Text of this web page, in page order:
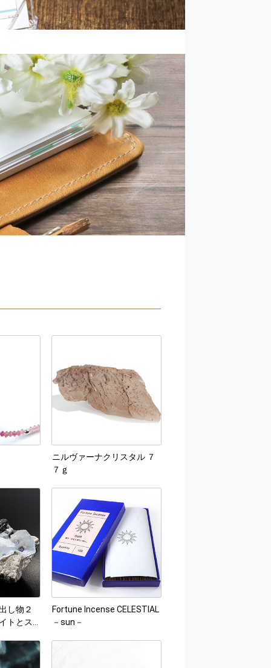
ニルヴァーナクリスタル ７
７ｇ
し物２
トとス
Fortune Incense CELESTIAL
－sun－